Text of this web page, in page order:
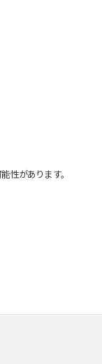
性があります。